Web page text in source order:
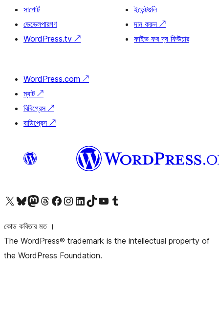
সাপোর্ট
ডেভেলপারগণ
WordPress.tv ↗
ইভেন্টগুলি
দান করুন ↗
ফাইভ ফর দ্য ফিউচার
WordPress.com ↗
ম্যাট ↗
বিবিপ্রেস ↗
বাডিপ্রেস ↗
আমাদের X (আগের টুইটার) অ্যাকাউন্টে যানআমাদের Bluesky অ্যাকাউন্টটি দেখুনআমাদের মাস্টোডন অ্যাকাউন্টটি দেখুনআমাদের থ্রেডস অ্যাকাউন্টটি দেখুনআমাদের ফেসবুক পেজ দেখুনআমাদের ইন্সটাগ্রাম অ্যাকাউন্ট দেখুনআমাদের লিঙ্কডইন অ্যাকাউন্টে যানআমাদের TikTok অ্যাকাউন্টটি দেখুনআমাদের ইউটিউব চ্যানেলে যান আমাদের টাম্বলার অ্যাকাউন্ট দেখুন
কোড কবিতার মত ।
The WordPress® trademark is the intellectual property of
the WordPress Foundation.